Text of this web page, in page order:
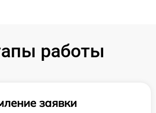
работы
заявки